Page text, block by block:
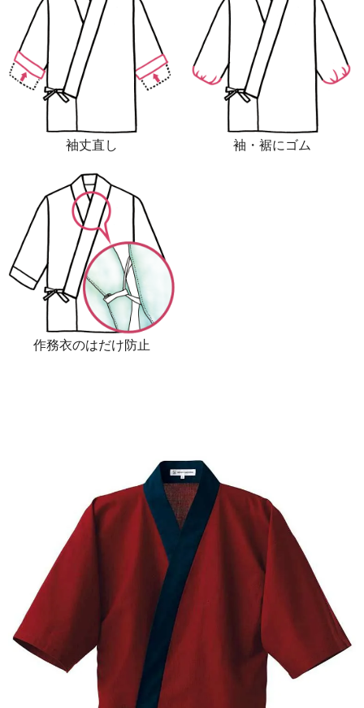
袖丈直し 袖・裾にゴム
作務衣のはだけ防止